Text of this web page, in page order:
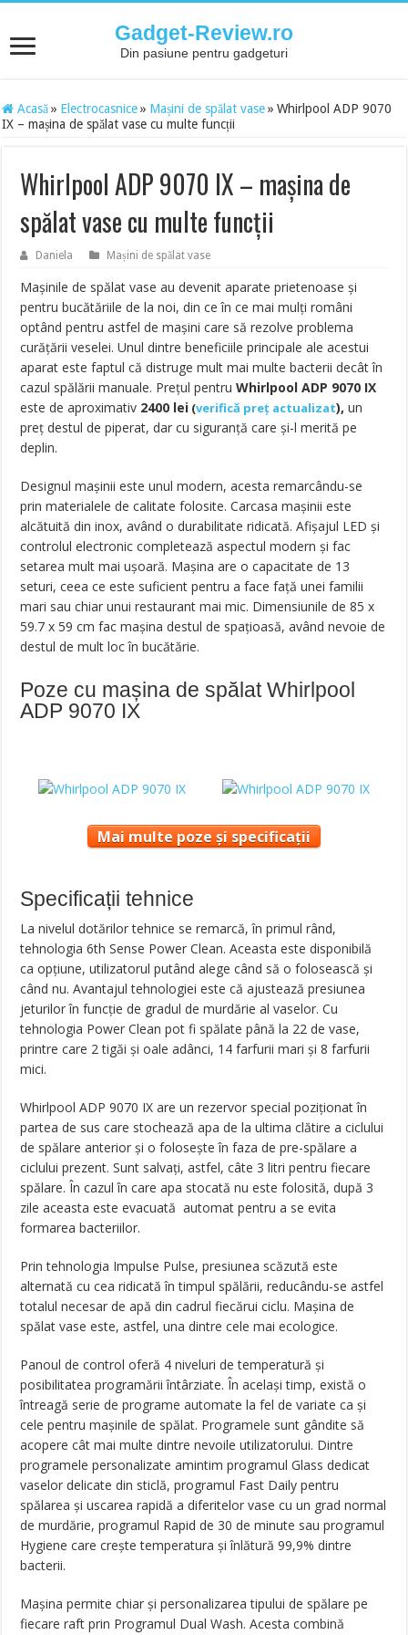
Gadget-Review.ro
Din pasiune pentru gadgeturi
Acasă » Electrocasnice » Mașini de spălat vase » Whirlpool ADP 9070
IX – mașina de spălat vase cu multe funcții
Whirlpool ADP 9070 IX – mașina de
spălat vase cu multe funcții
Daniela Mașini de spălat vase
Mașinile de spălat vase au devenit aparate prietenoase și
pentru bucătăriile de la noi, din ce în ce mai mulți români
optând pentru astfel de mașini care să rezolve problema
curățării veselei. Unul dintre beneficiile principale ale acestui
aparat este faptul că distruge mult mai multe bacterii decât în
cazul spălării manuale. Prețul pentruWhirlpool ADP 9070 IX
este de aproximativ 2400 lei (verifică preț actualizat),un
preț destul de piperat, dar cu siguranță care și-l merită pe
deplin.
Designul mașinii este unul modern, acesta remarcându-se
prin materialele de calitate folosite. Carcasa mașinii este
alcătuită din inox, având o durabilitate ridicată. Afișajul LED și
controlul electronic completează aspectul modern și fac
setarea mult mai ușoară. Mașina are o capacitate de 13
seturi, ceea ce este suficient pentru a face față unei familii
mari sau chiar unui restaurant mai mic. Dimensiunile de 85 x
59.7 x 59 cm fac mașina destul de spațioasă, având nevoie de
destul de mult loc în bucătărie.
Poze cu mașina de spălat Whirlpool
ADP 9070 IX
Mai multe poze și specificații
Specificații tehnice
La nivelul dotărilor tehnice se remarcă, în primul rând,
tehnologia 6th Sense Power Clean. Aceasta este disponibilă
ca opțiune, utilizatorul putând alege când să o folosească și
când nu. Avantajul tehnologiei este că ajustează presiunea
jeturilor în funcție de gradul de murdărie al vaselor. Cu
tehnologia Power Clean pot fi spălate până la 22 de vase,
printre care 2 tigăi și oale adânci, 14 farfurii mari și 8 farfurii
mici.
Whirlpool ADP 9070 IX are un rezervor special poziționat în
partea de sus care stochează apa de la ultima clătire a ciclului
de spălare anterior și o folosește în faza de pre-spălare a
ciclului prezent. Sunt salvați, astfel, câte 3 litri pentru fiecare
spălare. În cazul în care apa stocată nu este folosită, după 3
zile aceasta este evacuată automat pentru a se evita
formarea bacteriilor.
Prin tehnologia Impulse Pulse, presiunea scăzută este
alternată cu cea ridicată în timpul spălării, reducându-se astfel
totalul necesar de apă din cadrul fiecărui ciclu. Mașina de
spălat vase este, astfel, una dintre cele mai ecologice.
Panoul de control oferă 4 niveluri de temperatură și
posibilitatea programării întârziate. În același timp, există o
întreagă serie de programe automate la fel de variate ca și
cele pentru mașinile de spălat. Programele sunt gândite să
acopere cât mai multe dintre nevoile utilizatorului. Dintre
programele personalizate amintim programul Glass dedicat
vaselor delicate din sticlă, programul Fast Daily pentru
spălarea și uscarea rapidă a diferitelor vase cu un grad normal
de murdărie, programul Rapid de 30 de minute sau programul
Hygiene care crește temperatura și înlătură 99,9% dintre
bacterii.
Mașina permite chiar și personalizarea tipului de spălare pe
fiecare raft prin Programul Dual Wash. Acesta combină